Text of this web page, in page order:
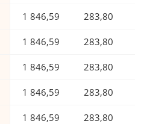
1 846,59 283,80
1 846,59 283,80
1 846,59 283,80
1 846,59 283,80
1 846,59 283,80